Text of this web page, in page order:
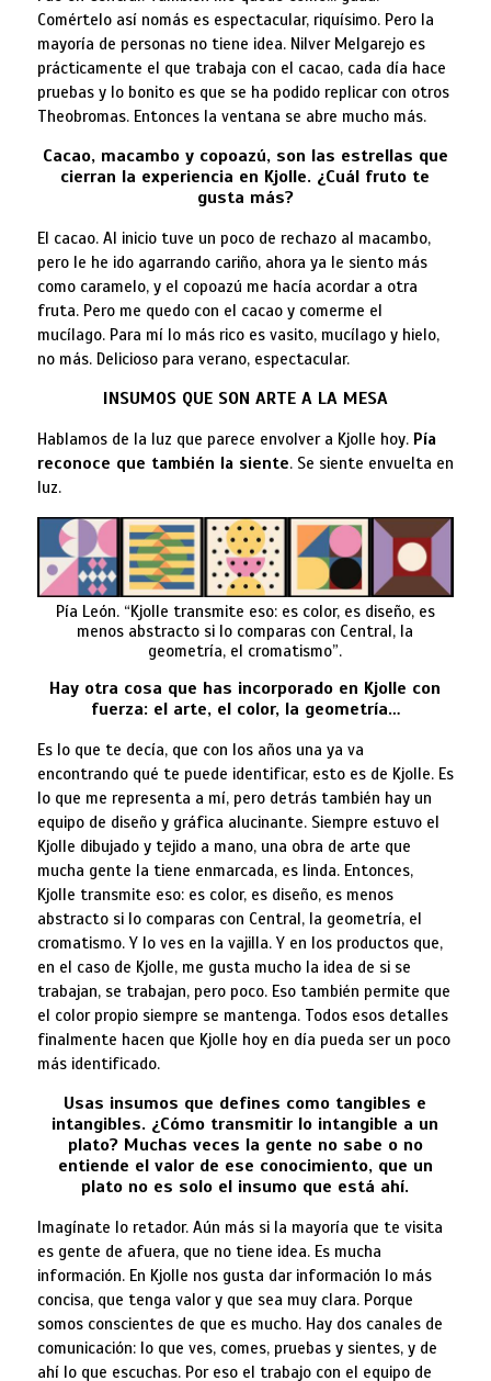
Comértelo así nomás es espectacular, riquísimo. Pero la
mayoría de personas no tiene idea. Nilver Melgarejo es
prácticamente el que trabaja con el cacao, cada día hace
pruebas y lo bonito es que se ha podido replicar con otros
Theobromas. Entonces la ventana se abre mucho más.
Cacao, macambo y copoazú, son las estrellas que
cierran la experiencia en Kjolle. ¿Cuál fruto te
gusta más?
El cacao. Al inicio tuve un poco de rechazo al macambo,
pero le he ido agarrando cariño, ahora ya le siento más
como caramelo, y el copoazú me hacía acordar a otra
fruta. Pero me quedo con el cacao y comerme el
mucílago. Para mí lo más rico es vasito, mucílago y hielo,
no más. Delicioso para verano, espectacular.
INSUMOS QUE SON ARTE A LA MESA
Hablamos de la luz que parece envolver a Kjolle hoy. Pía
reconoce que también la siente. Se siente envuelta en
luz.
Pía León. “Kjolle transmite eso: es color, es diseño, es
menos abstracto si lo comparas con Central, la
geometría, el cromatismo”.
Hay otra cosa que has incorporado en Kjolle con
fuerza: el arte, el color, la geometría…
Es lo que te decía, que con los años una ya va
encontrando qué te puede identificar, esto es de Kjolle. Es
lo que me representa a mí, pero detrás también hay un
equipo de diseño y gráfica alucinante. Siempre estuvo el
Kjolle dibujado y tejido a mano, una obra de arte que
mucha gente la tiene enmarcada, es linda. Entonces,
Kjolle transmite eso: es color, es diseño, es menos
abstracto si lo comparas con Central, la geometría, el
cromatismo. Y lo ves en la vajilla. Y en los productos que,
en el caso de Kjolle, me gusta mucho la idea de si se
trabajan, se trabajan, pero poco. Eso también permite que
el color propio siempre se mantenga. Todos esos detalles
finalmente hacen que Kjolle hoy en día pueda ser un poco
más identificado.
Usas insumos que defines como tangibles e
intangibles. ¿Cómo transmitir lo intangible a un
plato? Muchas veces la gente no sabe o no
entiende el valor de ese conocimiento, que un
plato no es solo el insumo que está ahí.
Imagínate lo retador. Aún más si la mayoría que te visita
es gente de afuera, que no tiene idea. Es mucha
información. En Kjolle nos gusta dar información lo más
concisa, que tenga valor y que sea muy clara. Porque
somos conscientes de que es mucho. Hay dos canales de
comunicación: lo que ves, comes, pruebas y sientes, y de
ahí lo que escuchas. Por eso el trabajo con el equipo de